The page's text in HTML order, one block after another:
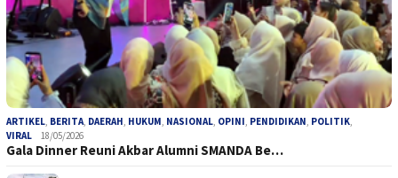
ARTIKEL, BERITA, DAERAH, HUKUM, NASIONAL, OPINI, PENDIDIKAN, POLITIK,
VIRAL
18/05/2026
Gala Dinner Reuni Akbar Alumni SMANDA Be…